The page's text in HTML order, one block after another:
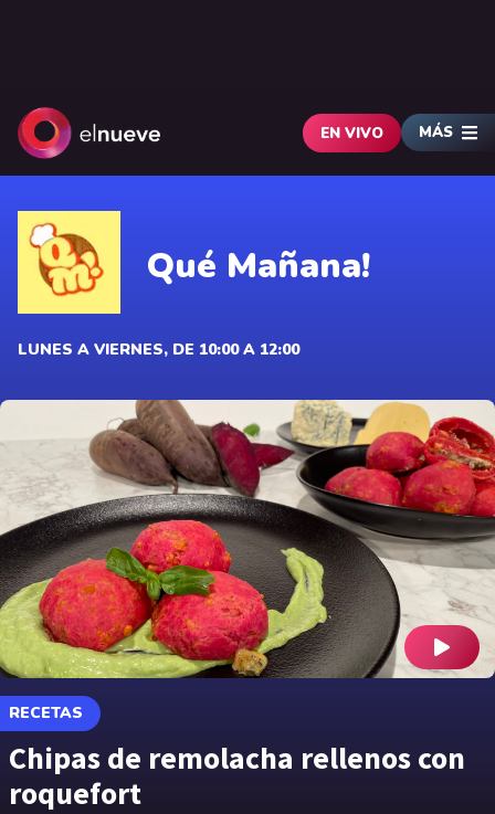
EN VIVO MÁS
Qué Mañana!
LUNES A VIERNES, DE 10:00 A 12:00
RECETAS
Chipas de remolacha rellenos con
roquefort